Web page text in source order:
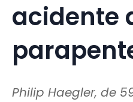
acidente
Philip Haegler, de